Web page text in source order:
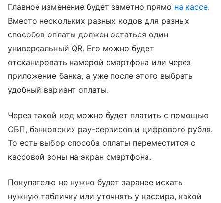
Главное изменение будет заметно прямо на кассе.
Вместо нескольких разных кодов для разных
способов оплаты должен остаться один
универсальный QR. Его можно будет
отсканировать камерой смартфона или через
приложение банка, а уже после этого выбрать
удобный вариант оплаты.
Через такой код можно будет платить с помощью
СБП, банковских pay-сервисов и цифрового рубля.
То есть выбор способа оплаты переместится с
кассовой зоны на экран смартфона.
Покупателю не нужно будет заранее искать
нужную табличку или уточнять у кассира, какой